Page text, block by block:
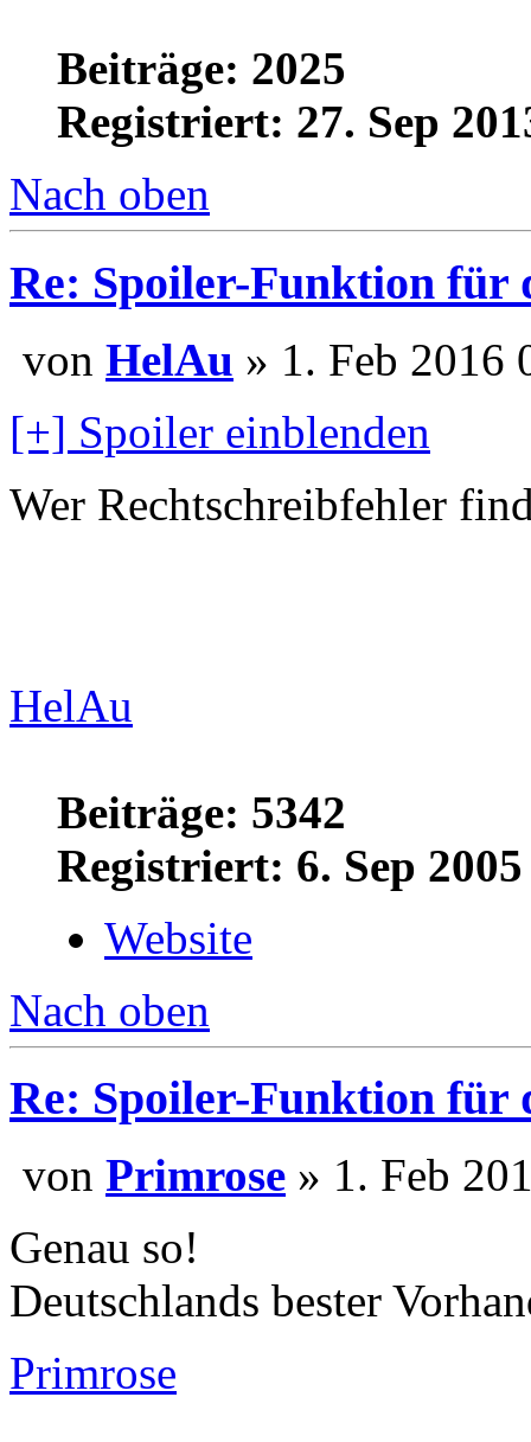
Beiträge: 2025
Registriert: 27. Sep
Nach oben
Re: Spoiler-Funktion für
vonHelAu» 1. Feb
[+] Spoiler einblenden
HelAu
Beiträge: 5342
Registriert: 6. Sep
Website
Nach oben
Re: Spoiler-Funktion für
vonPrimrose» 1. Feb
Genau so!
Deutschlands bester
Primrose